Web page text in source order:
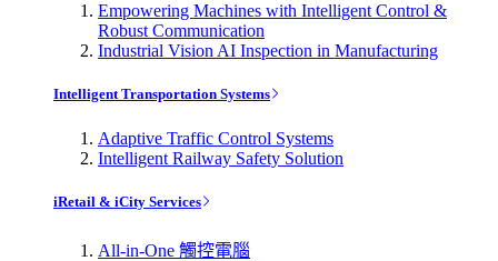
Empowering Machines with Intelligent Control &
Robust Communication
Industrial Vision AI Inspection in Manufacturing
Intelligent Transportation Systems
Adaptive Traffic Control Systems
Intelligent Railway Safety Solution
iRetail & iCity Services
All-in-One 觸控電腦